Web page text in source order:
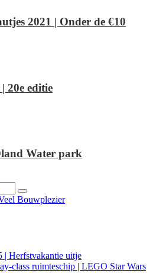
2021 | Onder de €10
20e editie
Water park
Herfstvakantie uitje
class ruimteschip | LEGO Star Wars